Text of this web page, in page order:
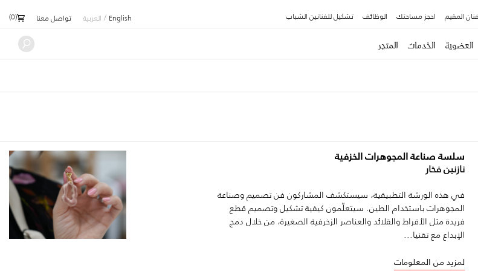
المقيم احجز مساحتك الوظائف تشكيل للفنانين الشباب English
/ العربية تواصل معنا (
0
)
العضوية الخدمات المتجر
سلسة صناعة المجوهرات الخزفية
نازنين فخار
في هذه الورشة التطبيقية، سيستكشف المشاركون فن تصميم وصناعة
المجوهرات باستخدام الطين. سيتعلّمون كيفية تشكيل وتصميم قطع
فريدة مثل الأقراط والقلائد والعناصر الزخرفية الصغيرة، من خلال دمج
الإبداع مع تقنيا...
لمزيد من المعلومات